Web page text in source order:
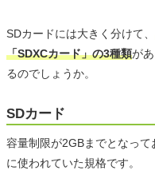
SDカードには大きく分けて、
「SDXCカード」の3種類が
るのでしょうか。
SDカード
容量制限が2GBまでとなっ
に使われていた規格です。